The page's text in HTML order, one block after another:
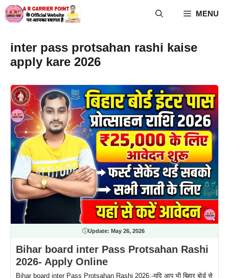
Skip
to
MENU
inter pass protsahan rashi kaise
apply kare 2026
Update: May 26, 2026
Bihar board inter Pass Protsahan Rashi
2026- Apply Online
Bihar board inter Pass Protsahan Rashi 2026:-यदि आप भी बिहार बोर्ड से